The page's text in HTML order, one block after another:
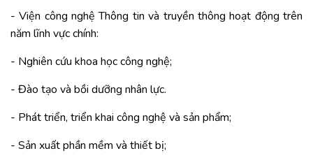
- Viện công nghệ Thông tin và truyền thông hoạt động trên
năm lĩnh vực chính:
- Nghiên cứu khoa học công nghệ;
- Đào tạo và bồi dưỡng nhân lực.
- Phát triển, triển khai công nghệ và sản phẩm;
- Sản xuất phần mềm và thiết bị;